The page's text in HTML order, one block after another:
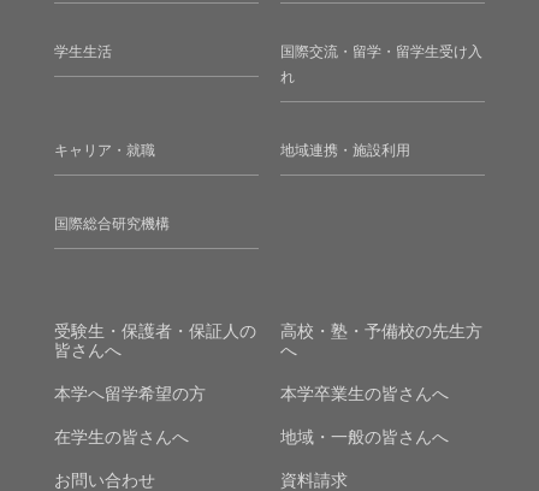
学生生活
国際交流・留学・留学生受け入
れ
キャリア・就職 地域連携・施設利用
国際総合研究機構
受験生・保護者・保証人の
皆さんへ
高校・塾・予備校の先生方
へ
本学へ留学希望の方 本学卒業生の皆さんへ
在学生の皆さんへ 地域・一般の皆さんへ
お問い合わせ 資料請求